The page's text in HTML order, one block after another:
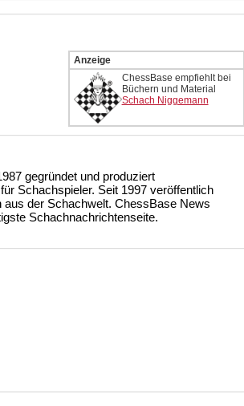
Anzeige
ChessBase empfiehlt bei
Büchern und Material
Schach Niggemann
gegründet und produziert
Schachspieler. Seit 1997 veröffentlich
der Schachwelt. ChessBase News
Schachnachrichtenseite.